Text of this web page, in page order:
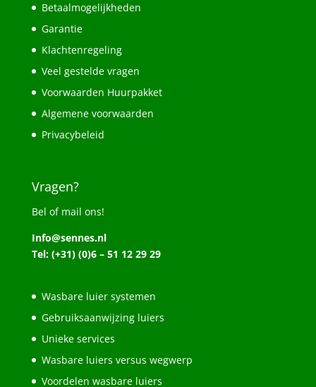
Betaalmogelijkheden
Garantie
Klachtenregeling
Veel gestelde vragen
Voorwaarden Huurpakket
Algemene voorwaarden
Privacybeleid
Vragen?
Bel of mail ons!
Info@sennes.nl
Tel: (+31) (0)6 – 51 12 29 29
Wasbare luier systemen
Gebruiksaanwijzing luiers
Unieke services
Wasbare luiers versus wegwerp
Voordelen wasbare luiers